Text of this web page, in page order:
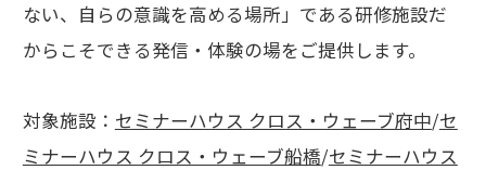
ない、自らの意識を高める場所」である研修施設だ
からこそできる発信・体験の場をご提供します。
対象施設： セミナーハウス クロス・ウェーブ府中/セ
ミナーハウス クロス・ウェーブ船橋/セミナーハウス